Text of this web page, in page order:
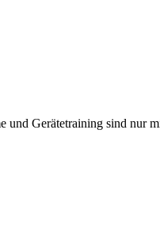
und Gerätetraining sind nur